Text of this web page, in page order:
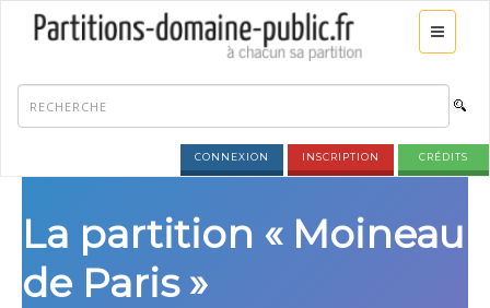
CONNEXION INSCRIPTION CRÉDITS
La partition « Moineau
de Paris »